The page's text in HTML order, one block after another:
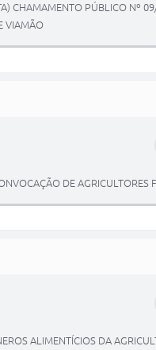
CHAMAMENTO PÚBLICO Nº
VIAMÃO
DE AGRICULTORES
ALIMENTÍCIOS DA